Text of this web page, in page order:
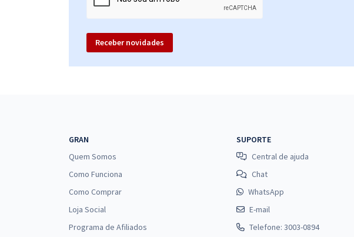
Receber novidades
GRAN
Quem Somos
Como Funciona
Como Comprar
Loja Social
Programa de Afiliados
SUPORTE
Central de ajuda
Chat
WhatsApp
E-mail
Telefone: 3003-0894